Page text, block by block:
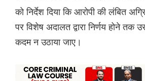
को निर्देश दिया कि आरोपी की लंबित
पर विशेष अदालत द्वारा निर्णय होने तक
कदम न उठाया जाए।